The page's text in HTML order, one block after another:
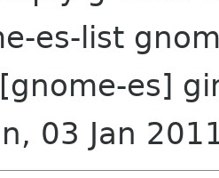
es-list
es]
03 Jan